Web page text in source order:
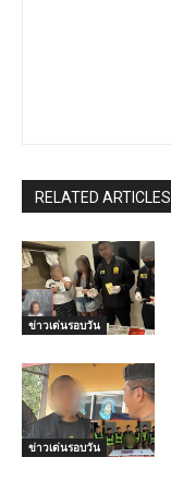
RELATED ARTICLES
ข่าวเด่นรอบวัน
ข่าวเด่นรอบวัน